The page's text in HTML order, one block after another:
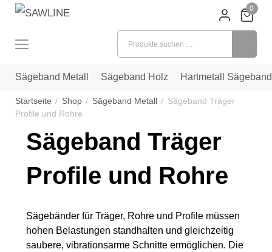
0
Sägeband Metall Sägeband Holz Hartmetall Sägeband
Startseite Shop Sägeband Metall
Sägeband Träger
Profile und Rohre
Sägeband Träger
Profile und Rohre
Sägebänder für Träger, Rohre und Profile müssen
hohen Belastungen standhalten und gleichzeitig
saubere, vibrationsarme Schnitte ermöglichen. Die